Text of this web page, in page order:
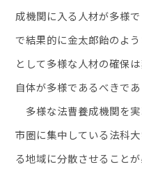
成機関に入る人材が多様
で結果的に金太郎飴のよ
として多様な人材の確保
自体が多様であるべきで
多様な法曹養成機関を
市圏に集中している法科
る地域に分散させることが